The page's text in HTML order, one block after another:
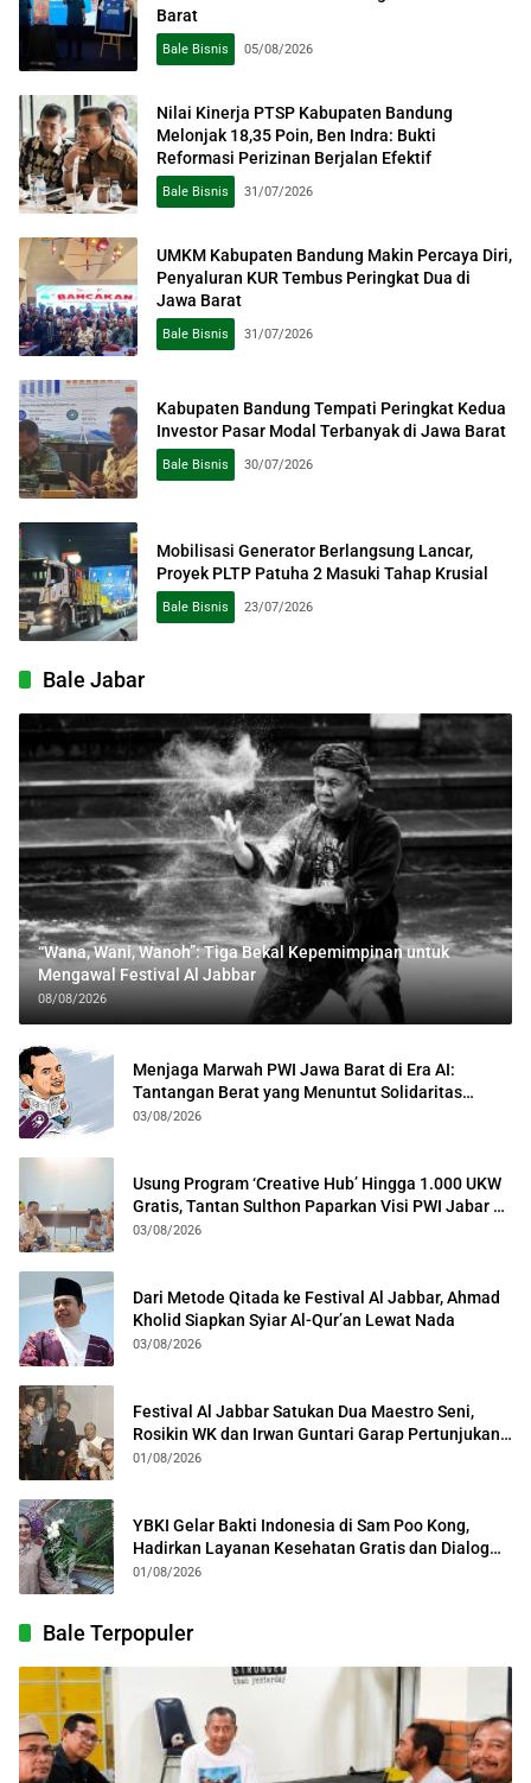
Barat
Bale Bisnis 05/08/2026
Nilai Kinerja PTSP Kabupaten Bandung
Melonjak 18,35 Poin, Ben Indra: Bukti
Reformasi Perizinan Berjalan Efektif
Bale Bisnis 31/07/2026
UMKM Kabupaten Bandung Makin Percaya Diri,
Penyaluran KUR Tembus Peringkat Dua di
Jawa Barat
Bale Bisnis 31/07/2026
Kabupaten Bandung Tempati Peringkat Kedua
Investor Pasar Modal Terbanyak di Jawa Barat
Bale Bisnis 30/07/2026
Mobilisasi Generator Berlangsung Lancar,
Proyek PLTP Patuha 2 Masuki Tahap Krusial
Bale Bisnis 23/07/2026
Bale Jabar
“Wana, Wani, Wanoh”: Tiga Bekal Kepemimpinan untuk
Mengawal Festival Al Jabbar
08/08/2026
Menjaga Marwah PWI Jawa Barat di Era AI:
Tantangan Berat yang Menuntut Solidaritas
Lintas Generasi
03/08/2026
Usung Program ‘Creative Hub’ Hingga 1.000 UKW
Gratis, Tantan Sulthon Paparkan Visi PWI Jabar di
Kota Bogor
03/08/2026
Dari Metode Qitada ke Festival Al Jabbar, Ahmad
Kholid Siapkan Syiar Al-Qur’an Lewat Nada
03/08/2026
Festival Al Jabbar Satukan Dua Maestro Seni,
Rosikin WK dan Irwan Guntari Garap Pertunjukan
Kolosal
01/08/2026
YBKI Gelar Bakti Indonesia di Sam Poo Kong,
Hadirkan Layanan Kesehatan Gratis dan Dialog
Kebangsaan
01/08/2026
Bale Terpopuler